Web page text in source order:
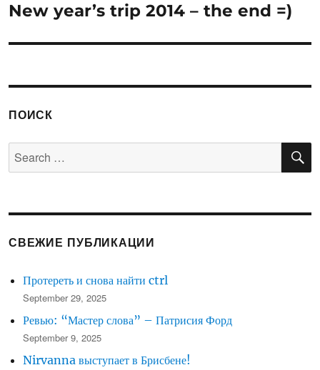
Next
New year’s trip 2014 – the end =)
ПОИСК
Search
for:
СВЕЖИЕ ПУБЛИКАЦИИ
Протереть и снова найти ctrl
September 29, 2025
Ревью: “Мастер слова” – Патрисия Форд
September 9, 2025
Nirvanna выступает в Брисбене!